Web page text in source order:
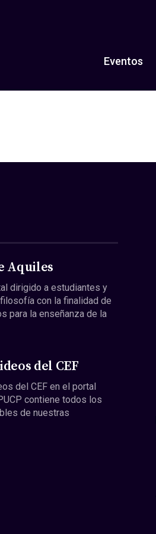
Eventos
Aquiles
dirigido a estudiantes y
con la finalidad de
para la enseñanza de la
del CEF
del CEF en el portal
contiene todos los
de nuestras